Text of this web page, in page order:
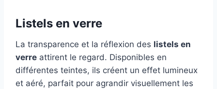
Listels en verre
La transparence et la réflexion des listels en
verre attirent le regard. Disponibles en
différentes teintes, ils créent un effet lumineux
et aéré, parfait pour agrandir visuellement les